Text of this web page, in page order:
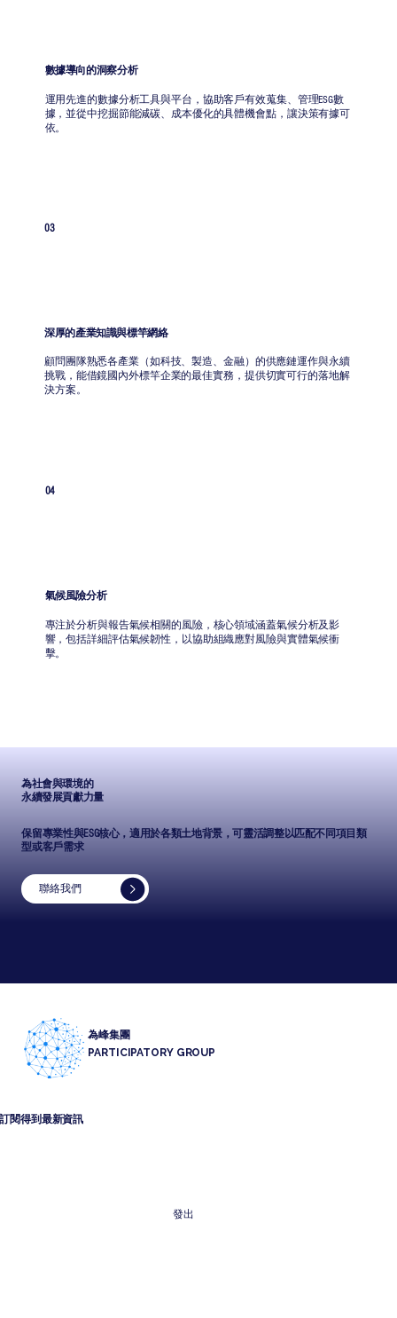
數據導向的洞察分析
運用先進的數據分析工具與平台，協助客戶有效蒐集、管理ESG數
據，並從中挖掘節能減碳、成本優化的具體機會點，讓決策有據可
依。
03
深厚的產業知識與標竿網絡
顧問團隊熟悉各產業（如科技、製造、金融）的供應鏈運作與永續
挑戰，能借鏡國內外標竿企業的最佳實務，提供切實可行的落地解
決方案。
04
氣候風險分析
專注於分析與報告氣候相關的風險，核心領域涵蓋氣候分析及影
響，包括詳細評估氣候韌性，以協助組織應對風險與實體氣候衝
擊。
為社會與環境的
永續發展貢獻力量
保留專業性與ESG核心，適用於各類土地背景，可靈活調整以匹配不同項目類
型或客戶需求
聯絡我們
為峰集團
PARTICIPATORY GROUP
訂閱得到最新資訊
發出